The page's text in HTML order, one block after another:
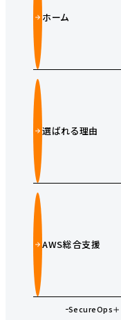
ホーム
選ばれる理由
AWS総合支援
SecureOps＋